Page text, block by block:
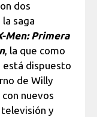
dos
saga
Men: Primera
, la que como
está dispuesto
de Willy
nuevos
y